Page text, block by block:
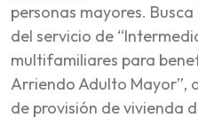
personas mayores.
del servicio de
multifamiliares para
Arriendo Adulto Mayor”,
de provisión de vivienda